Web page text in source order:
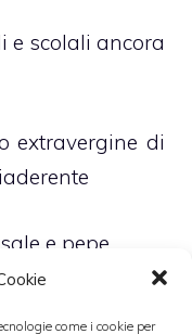
come i cookie per
e scolali ancora
extravergine di
e pepe